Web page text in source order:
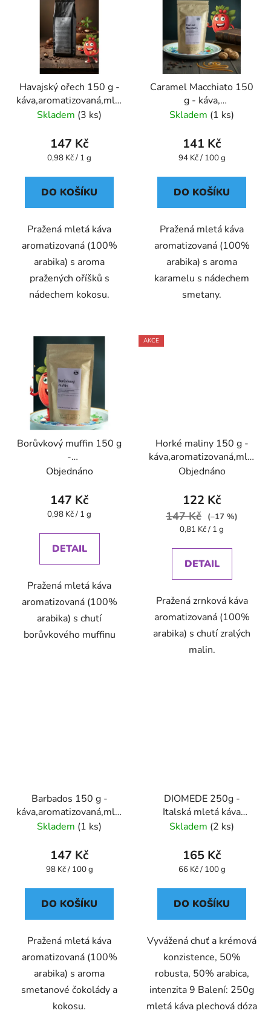
Havajský ořech 150 g -
káva,aromatizovaná,mletá
- Oxalis
Skladem (3 ks)
147 Kč
Měrná
0,98 Kč / 1 g
DO KOŠÍKU
Pražená mletá káva
aromatizovaná (100%
arabika) s aroma
pražených oříšků s
nádechem kokosu.
Caramel Macchiato 150
g - káva,
aromatizovaná,mletá -
Skladem (1 ks)
141 Kč
Měrná
94 Kč / 100 g
DO KOŠÍKU
Pražená mletá káva
aromatizovaná (100%
arabika) s aroma
karamelu s nádechem
smetany.
Borůvkový muffin 150 g
-
káva,aromatizovaná,mletá
Objednáno
147 Kč
Měrná
0,98 Kč / 1 g
DETAIL
Pražená mletá káva
aromatizovaná (100%
arabika) s chutí
borůvkového muffinu
AKCE
Horké maliny 150 g -
káva,aromatizovaná,mletá
- Oxalis
Objednáno
122 Kč
147 Kč
(–17 %)
Měrná
0,81 Kč / 1 g
DETAIL
Pražená zrnková káva
aromatizovaná (100%
arabika) s chutí zralých
malin.
Barbados 150 g -
káva,aromatizovaná,mletá
- Oxalis
Skladem (1 ks)
147 Kč
Měrná
98 Kč / 100 g
DO KOŠÍKU
Pražená mletá káva
aromatizovaná (100%
arabika) s aroma
smetanové čokolády a
kokosu.
DIOMEDE 250g -
Italská mletá káva
plechová dóza Caffe
Skladem (2 ks)
165 Kč
Měrná
66 Kč / 100 g
DO KOŠÍKU
Vyvážená chuť a krémová
konzistence, 50%
robusta, 50% arabica,
intenzita 9 Balení: 250g
mletá káva plechová dóza